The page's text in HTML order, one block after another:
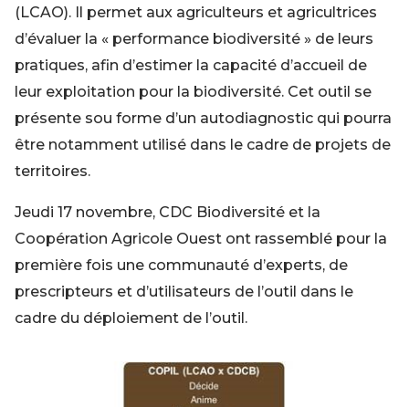
(LCAO). Il permet aux agriculteurs et agricultrices
d’évaluer la « performance biodiversité » de leurs
pratiques, afin d’estimer la capacité d’accueil de
leur exploitation pour la biodiversité. Cet outil se
présente sou forme d’un autodiagnostic qui pourra
être notamment utilisé dans le cadre de projets de
territoires.
Jeudi 17 novembre, CDC Biodiversité et la
Coopération Agricole Ouest ont rassemblé pour la
première fois une communauté d’experts, de
prescripteurs et d’utilisateurs de l’outil dans le
cadre du déploiement de l’outil.